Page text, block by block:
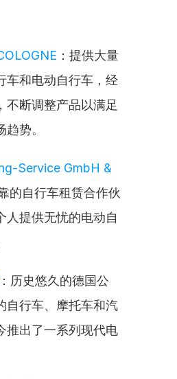
：提供大量
车和电动自行车，经
不断调整产品以满足
势。
Service GmbH &
的自行车租赁合作伙
人提供无忧的电动自
：历史悠久的德国公
自行车、摩托车和汽
推出了一系列现代电